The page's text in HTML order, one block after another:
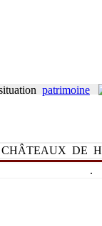
CHÂTEAUX DE
.
patrimoine